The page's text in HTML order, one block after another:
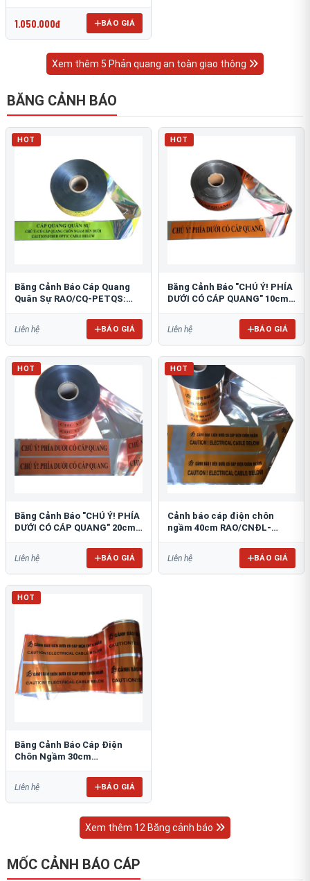
1.050.000đ BÁO GIÁ
Xem thêm 5 Phản quang an toàn giao thông
BĂNG CẢNH BÁO
HOT
Băng Cảnh Báo Cáp Quang
Quân Sự RAO/CQ-PETQS:
Liên hệ BÁO GIÁ
HOT
Băng Cảnh Báo "CHÚ Ý! PHÍA
DƯỚI CÓ CÁP QUANG" 10cm:
Liên hệ BÁO GIÁ
HOT
Băng Cảnh Báo "CHÚ Ý! PHÍA
DƯỚI CÓ CÁP QUANG" 20cm
Liên hệ BÁO GIÁ
HOT
Cảnh báo cáp điện chôn
ngầm 40cm RAO/CNĐL-
Liên hệ BÁO GIÁ
HOT
Băng Cảnh Báo Cáp Điện
Chôn Ngầm 30cm
Liên hệ BÁO GIÁ
Xem thêm 12 Băng cảnh báo
MỐC CẢNH BÁO CÁP